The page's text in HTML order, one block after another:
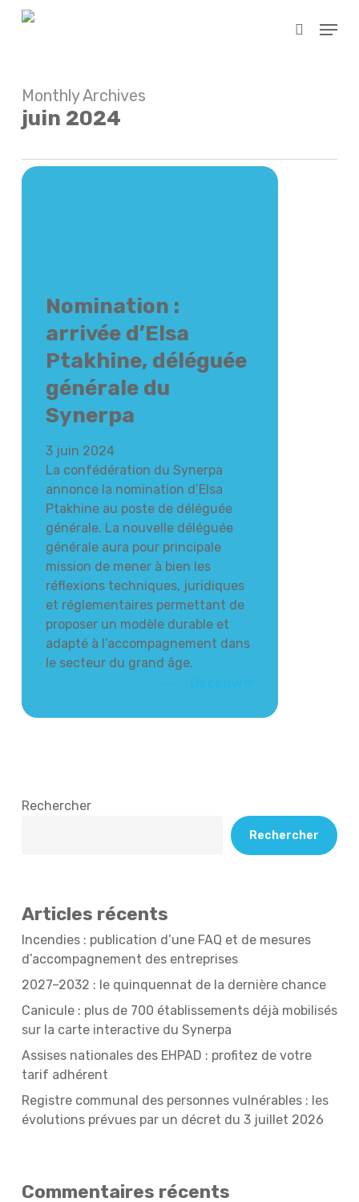
Skip
search
Menu
Monthly Archives
juin 2024
Nomination :
arrivée d’Elsa
Ptakhine, déléguée
générale du
Synerpa
3 juin 2024
La confédération du Synerpa
annonce la nomination d’Elsa
Ptakhine au poste de déléguée
générale. La nouvelle déléguée
générale aura pour principale
mission de mener à bien les
réflexions techniques, juridiques
et réglementaires permettant de
proposer un modèle durable et
adapté à l’accompagnement dans
le secteur du grand âge.
Rechercher
Rechercher
Articles récents
Incendies : publication d’une FAQ et de mesures
d’accompagnement des entreprises
2027–2032 : le quinquennat de la dernière chance
Canicule : plus de 700 établissements déjà mobilisés
sur la carte interactive du Synerpa
Assises nationales des EHPAD : profitez de votre
tarif adhérent
Registre communal des personnes vulnérables : les
évolutions prévues par un décret du 3 juillet 2026
Commentaires récents